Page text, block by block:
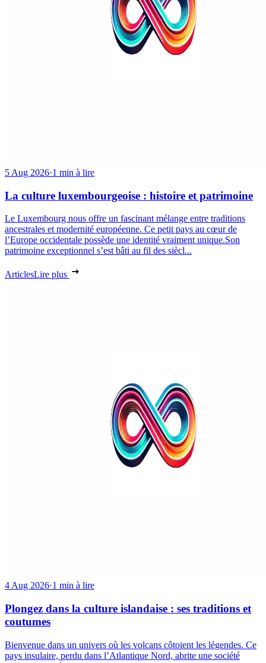
5 Aug 2026·1 min à lire
La culture luxembourgeoise : histoire et patrimoine
Le Luxembourg nous offre un fascinant mélange entre traditions
ancestrales et modernité européenne. Ce petit pays au cœur de
l’Europe occidentale possède une identité vraiment unique.Son
patrimoine exceptionnel s’est bâti au fil des siècl...
ArticlesLire plus
4 Aug 2026·1 min à lire
Plongez dans la culture islandaise : ses traditions et
coutumes
Bienvenue dans un univers où les volcans côtoient les légendes. Ce
pays insulaire, perdu dans l’Atlantique Nord, abrite une société